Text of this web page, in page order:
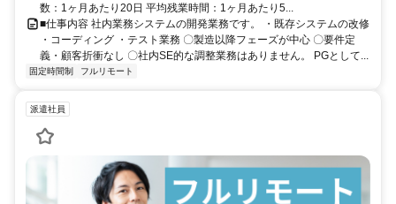
数：1ヶ月あたり20日 平均残業時間：1ヶ月あたり5...
■仕事内容 社内業務システムの開発業務です。 ・既存システムの改修
・コーディング ・テスト業務 〇製造以降フェーズが中心 〇要件定
義・顧客折衝なし 〇社内SE的な調整業務はありません。 PGとして...
固定時間制 フルリモート
派遣社員